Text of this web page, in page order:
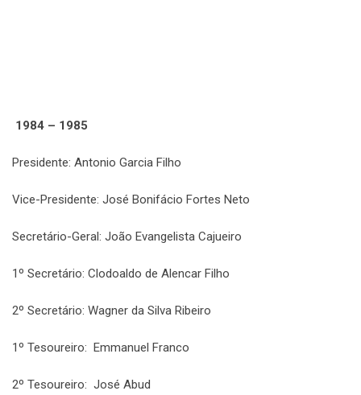
1984 – 1985
Presidente: Antonio Garcia Filho
Vice-Presidente: José Bonifácio Fortes Neto
Secretário-Geral: João Evangelista Cajueiro
1º Secretário: Clodoaldo de Alencar Filho
2º Secretário: Wagner da Silva Ribeiro
1º Tesoureiro: Emmanuel Franco
2º Tesoureiro: José Abud